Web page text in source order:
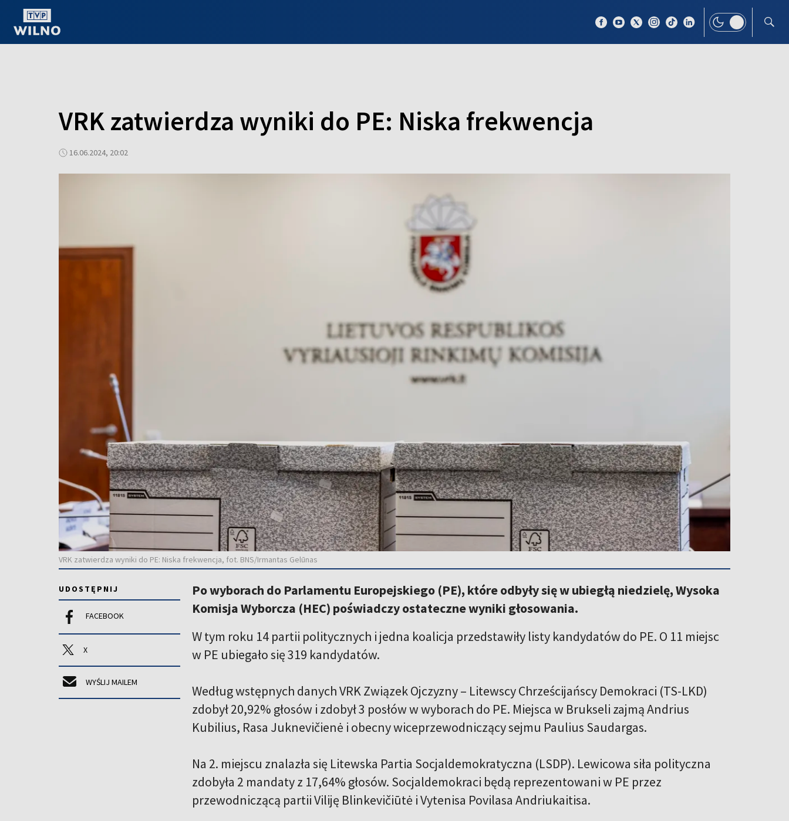
VRK zatwierdza wyniki do PE: Niska frekwencja
16.06.2024, 20:02
VRK zatwierdza wyniki do PE: Niska frekwencja, fot. BNS/Irmantas Gelūnas
UDOSTĘPNIJ
FACEBOOK
X
WYŚLIJ MAILEM
Po wyborach do Parlamentu Europejskiego (PE), które odbyły się w ubiegłą niedzielę, Wysoka
Komisja Wyborcza (HEC) poświadczy ostateczne wyniki głosowania.
W tym roku 14 partii politycznych i jedna koalicja przedstawiły listy kandydatów do PE. O 11 miejsc
w PE ubiegało się 319 kandydatów.
Według wstępnych danych VRK Związek Ojczyzny – Litewscy Chrześcijańscy Demokraci (TS-LKD)
zdobył 20,92% głosów i zdobył 3 posłów w wyborach do PE. Miejsca w Brukseli zajmą Andrius
Kubilius, Rasa Juknevičienė i obecny wiceprzewodniczący sejmu Paulius Saudargas.
Na 2. miejscu znalazła się Litewska Partia Socjaldemokratyczna (LSDP). Lewicowa siła polityczna
zdobyła 2 mandaty z 17,64% głosów. Socjaldemokraci będą reprezentowani w PE przez
przewodniczącą partii Viliję Blinkevičiūtė i Vytenisa Povilasa Andriukaitisa.